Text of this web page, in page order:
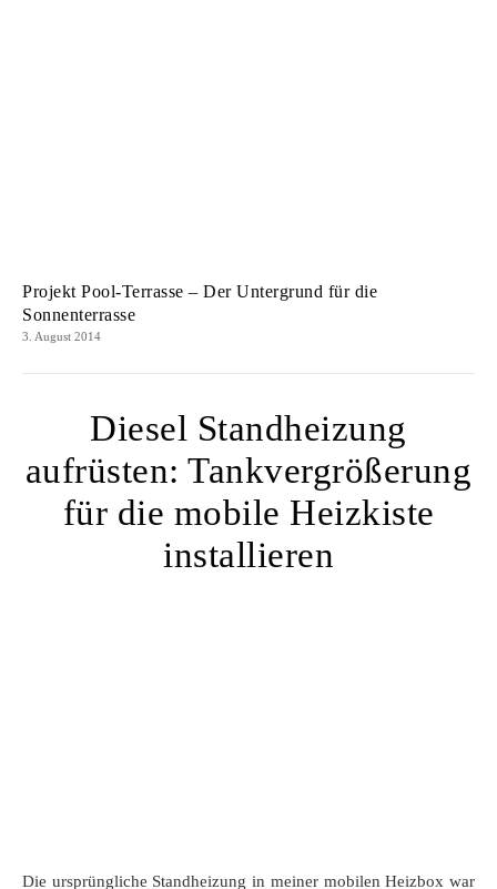
Projekt Pool-Terrasse – Der Untergrund für die
Sonnenterrasse
3. August 2014
Diesel Standheizung
aufrüsten: Tankvergrößerung
für die mobile Heizkiste
installieren
Die ursprüngliche Standheizung in meiner mobilen Heizbox war